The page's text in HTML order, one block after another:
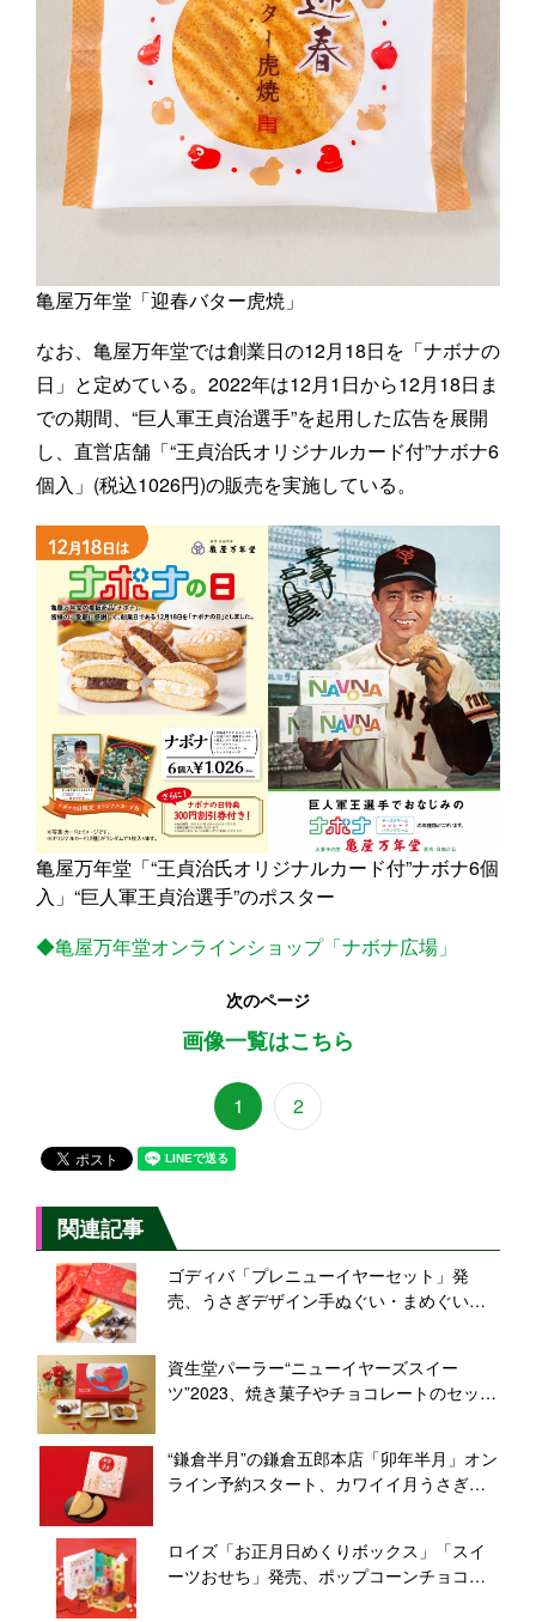
亀屋万年堂「迎春バター虎焼」
なお、亀屋万年堂では創業日の12月18日を「ナボナの
日」と定めている。2022年は12月1日から12月18日ま
での期間、“巨人軍王貞治選手”を起用した広告を展開
し、直営店舗「“王貞治氏オリジナルカード付”ナボナ6
個入」(税込1026円)の販売を実施している。
亀屋万年堂「“王貞治氏オリジナルカード付”ナボナ6個
入」“巨人軍王貞治選手”のポスター
◆亀屋万年堂オンラインショップ「ナボナ広場」
次のページ
画像一覧はこちら
1 2
関連記事
ゴディバ「プレニューイヤーセット」発
売、うさぎデザイン手ぬぐい・まめぐいに
資生堂パーラー“ニューイヤーズスイー
ツ”2023、焼き菓子やチョコレートのセッ
“鎌倉半月”の鎌倉五郎本店「卯年半月」オン
ライン予約スタート、カワイイ月うさぎの
ロイズ「お正月日めくりボックス」「スイ
ーツおせち」発売、ポップコーンチョコレ